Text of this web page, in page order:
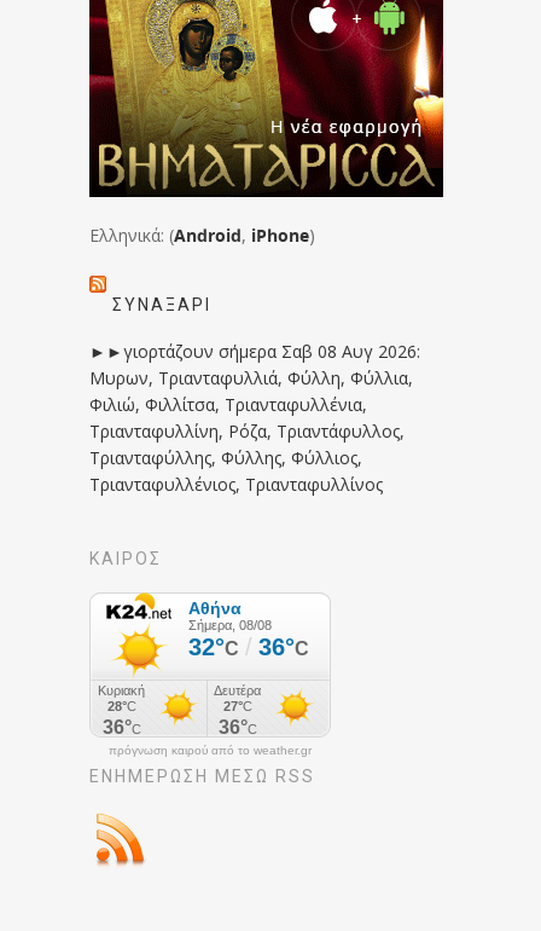
Ελληνικά: (Android, iPhone)
ΣΥΝΑΞΆΡΙ
►►γιορτάζουν σήμερα Σαβ 08 Αυγ 2026:
Μυρων, Τριανταφυλλιά, Φύλλη, Φύλλια,
Φιλιώ, Φιλλίτσα, Τριανταφυλλένια,
Τριανταφυλλίνη, Ρόζα, Τριαντάφυλλος,
Τριανταφύλλης, Φύλλης, Φύλλιος,
Τριανταφυλλένιος, Τριανταφυλλίνος
ΚΑΙΡΟΣ
πρόγνωση καιρού από το weather.gr
ΕΝΗΜΈΡΩΣΉ ΜΕΣΩ RSS